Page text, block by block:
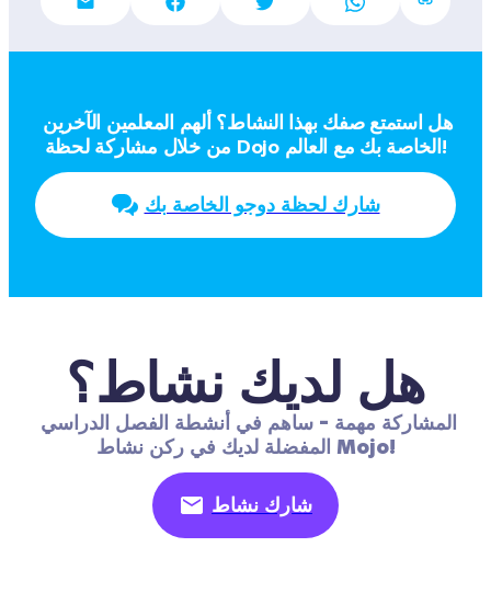
من خلال مشاركة لحظة Dojo الخاصة بك مع العالم!
شارك لحظة دوجو الخاصة بك
هل لديك نشاط؟
المفضلة لديك في ركن نشاط Mojo!
شارك نشاط